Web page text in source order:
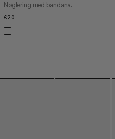
Nøglering med bandana.
€20